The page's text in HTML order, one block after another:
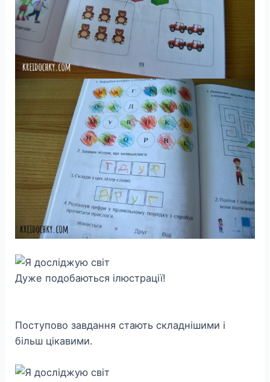
Дуже подобаються ілюстрації!
Поступово завдання стають складнішими і
більш цікавими.